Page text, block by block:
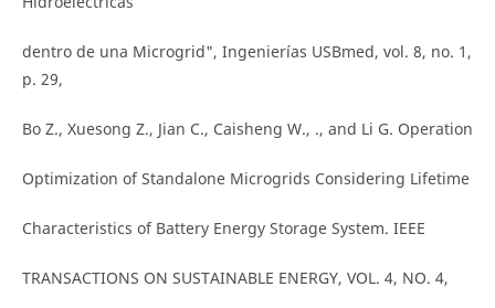
dentro de una Microgrid", Ingenierías USBmed, vol. 8, no. 1,
p. 29,
Bo Z., Xuesong Z., Jian C., Caisheng W., ., and Li G. Operation
Optimization of Standalone Microgrids Considering Lifetime
Characteristics of Battery Energy Storage System. IEEE
TRANSACTIONS ON SUSTAINABLE ENERGY, VOL. 4, NO. 4,